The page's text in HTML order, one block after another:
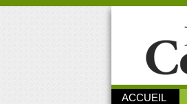
ACCUEIL